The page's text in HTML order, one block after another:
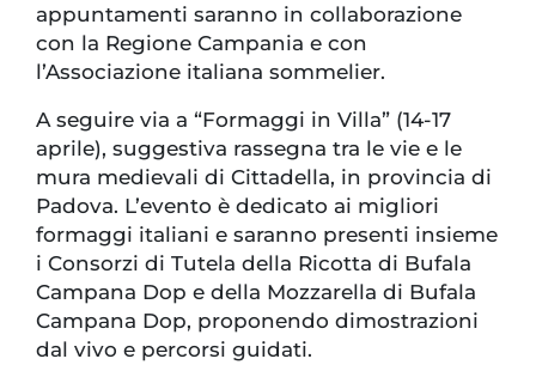
appuntamenti saranno in collaborazione
con la Regione Campania e con
l’Associazione italiana sommelier.
A seguire via a “Formaggi in Villa” (14-17
aprile), suggestiva rassegna tra le vie e le
mura medievali di Cittadella, in provincia di
Padova. L’evento è dedicato ai migliori
formaggi italiani e saranno presenti insieme
i Consorzi di Tutela della Ricotta di Bufala
Campana Dop e della Mozzarella di Bufala
Campana Dop, proponendo dimostrazioni
dal vivo e percorsi guidati.